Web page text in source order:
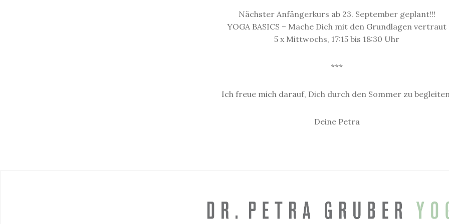
Nächster Anfängerkurs ab 23. September geplant!!!
YOGA BASICS – Mache Dich mit den Grundlagen vertraut
5 x Mittwochs, 17:15 bis 18:30 Uhr
***
Ich freue mich darauf, Dich durch den Sommer zu
Deine Petra